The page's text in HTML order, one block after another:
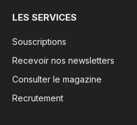
LES SERVICES
Souscriptions
Recevoir nos newsletters
Consulter le magazine
Recrutement